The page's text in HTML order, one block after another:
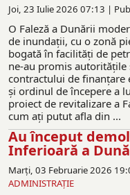
Joi, 23 Iulie 2026 07:13 |
O Faleză a Dunării
de inundaţii, cu o zonă
bogată în facilităţi de
ne-au promis
contractului de finanţare
şi ordinul de începere a
proiect de revitalizare a
cum aţi putut afla din ...
Au început
Inferioară a
Marți, 03 Februarie 2026
ADMINISTRAŢIE